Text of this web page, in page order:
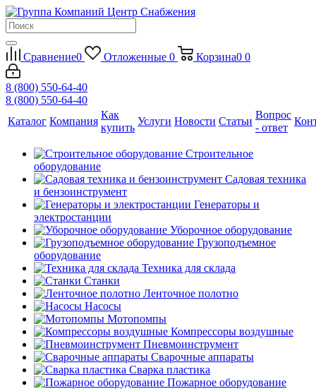
Сравнение0 Отложенные 0 Корзина0 0
8 (800) 550-64-40
8 (800) 550-64-40
Каталог Компания
Как
купить
Услуги Новости Статьи
Вопрос
- ответ
Строительное
оборудование
Садовая техника
и бензоинструмент
Генераторы и
электростанции
Уборочное оборудование
Грузоподъемное
оборудование
Техника для склада
Станки
Ленточное полотно
Насосы
Мотопомпы
Компрессоры воздушные
Пневмоинструмент
Сварочные аппараты
Сварка пластика
Пожарное оборудование